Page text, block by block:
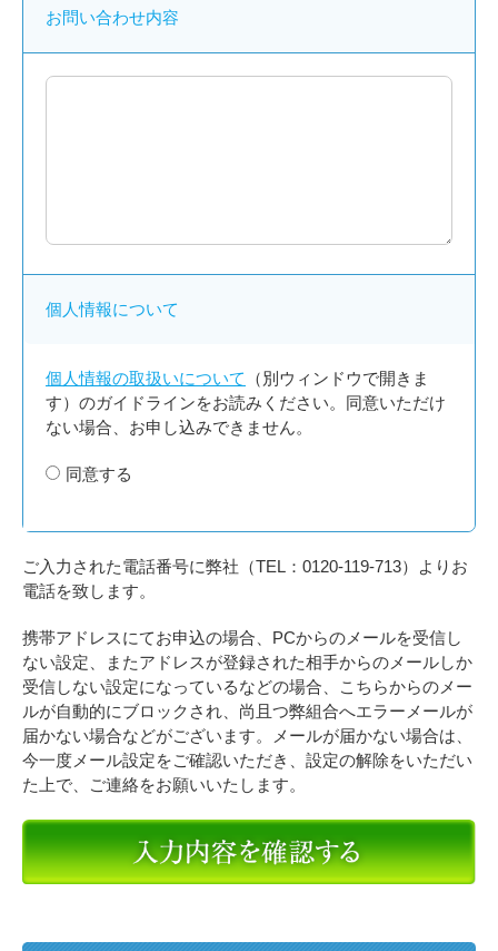
お問い合わせ内容
個人情報について
個人情報の取扱いについて
（別ウィンドウで開きま
す）のガイドラインをお読みください。同意いただけ
ない場合、お申し込みできません。
同意する
ご入力された電話番号に弊社（TEL：0120-119-713）よりお
電話を致します。
携帯アドレスにてお申込の場合、PCからのメールを受信し
ない設定、またアドレスが登録された相手からのメールしか
受信しない設定になっているなどの場合、こちらからのメー
ルが自動的にブロックされ、尚且つ弊組合へエラーメールが
届かない場合などがございます。メールが届かない場合は、
今一度メール設定をご確認いただき、設定の解除をいただい
た上で、ご連絡をお願いいたします。